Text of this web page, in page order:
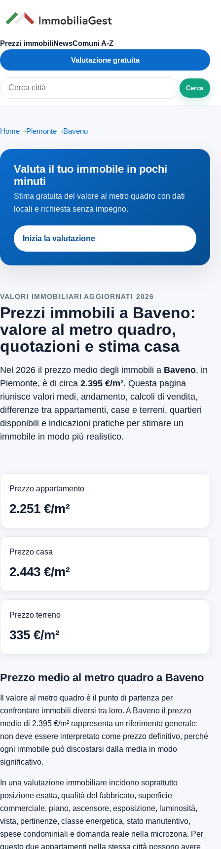
Prezzi immobiliNewsComuni A-Z
Valutazione gratuita
Cerca città o zona
Cerca
Home Piemonte Baveno
Valuta il tuo immobile in pochi
minuti
Stima gratuita del valore al metro quadro con dati
locali e richiesta senza impegno.
Inizia la valutazione
VALORI IMMOBILIARI AGGIORNATI 2026
Prezzi immobili a Baveno:
valore al metro quadro,
quotazioni e stima casa
Nel 2026 il prezzo medio degli immobili a Baveno, in
Piemonte, è di circa 2.395 €/m². Questa pagina
riunisce valori medi, andamento, calcoli di vendita,
differenze tra appartamenti, case e terreni, quartieri
disponibili e indicazioni pratiche per stimare un
immobile in modo più realistico.
Prezzo appartamento
2.251 €/m²
Prezzo casa
2.443 €/m²
Prezzo terreno
335 €/m²
Prezzo medio al metro quadro a Baveno
Il valore al metro quadro è il punto di partenza per
confrontare immobili diversi tra loro. A Baveno il prezzo
medio di 2.395 €/m² rappresenta un riferimento generale:
non deve essere interpretato come prezzo definitivo, perché
ogni immobile può discostarsi dalla media in modo
significativo.
In una valutazione immobiliare incidono soprattutto
posizione esatta, qualità del fabbricato, superficie
commerciale, piano, ascensore, esposizione, luminosità,
vista, pertinenze, classe energetica, stato manutentivo,
spese condominiali e domanda reale nella microzona. Per
questo due appartamenti nella stessa città possono avere